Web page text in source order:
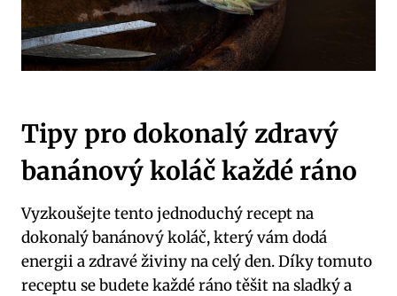
Tipy pro​ dokonalý zdravý
banánový koláč každé ráno
Vyzkoušejte tento​ jednoduchý ⁤recept na
⁢dokonalý‌ banánový ​koláč,‍ který vám ‌dodá
⁢energii a zdravé⁢ živiny na celý den. Díky tomuto
receptu⁤ se ⁢budete ⁤každé ráno ‌těšit na​ sladký a